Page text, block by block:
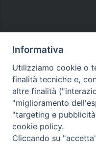
Diocesi di
• Largo Duomo, 12 -
Informativa
Utilizziamo cookie o
finalità tecniche e,
altre finalità
"miglioramento
"targeting e
cookie policy.
Cliccando su